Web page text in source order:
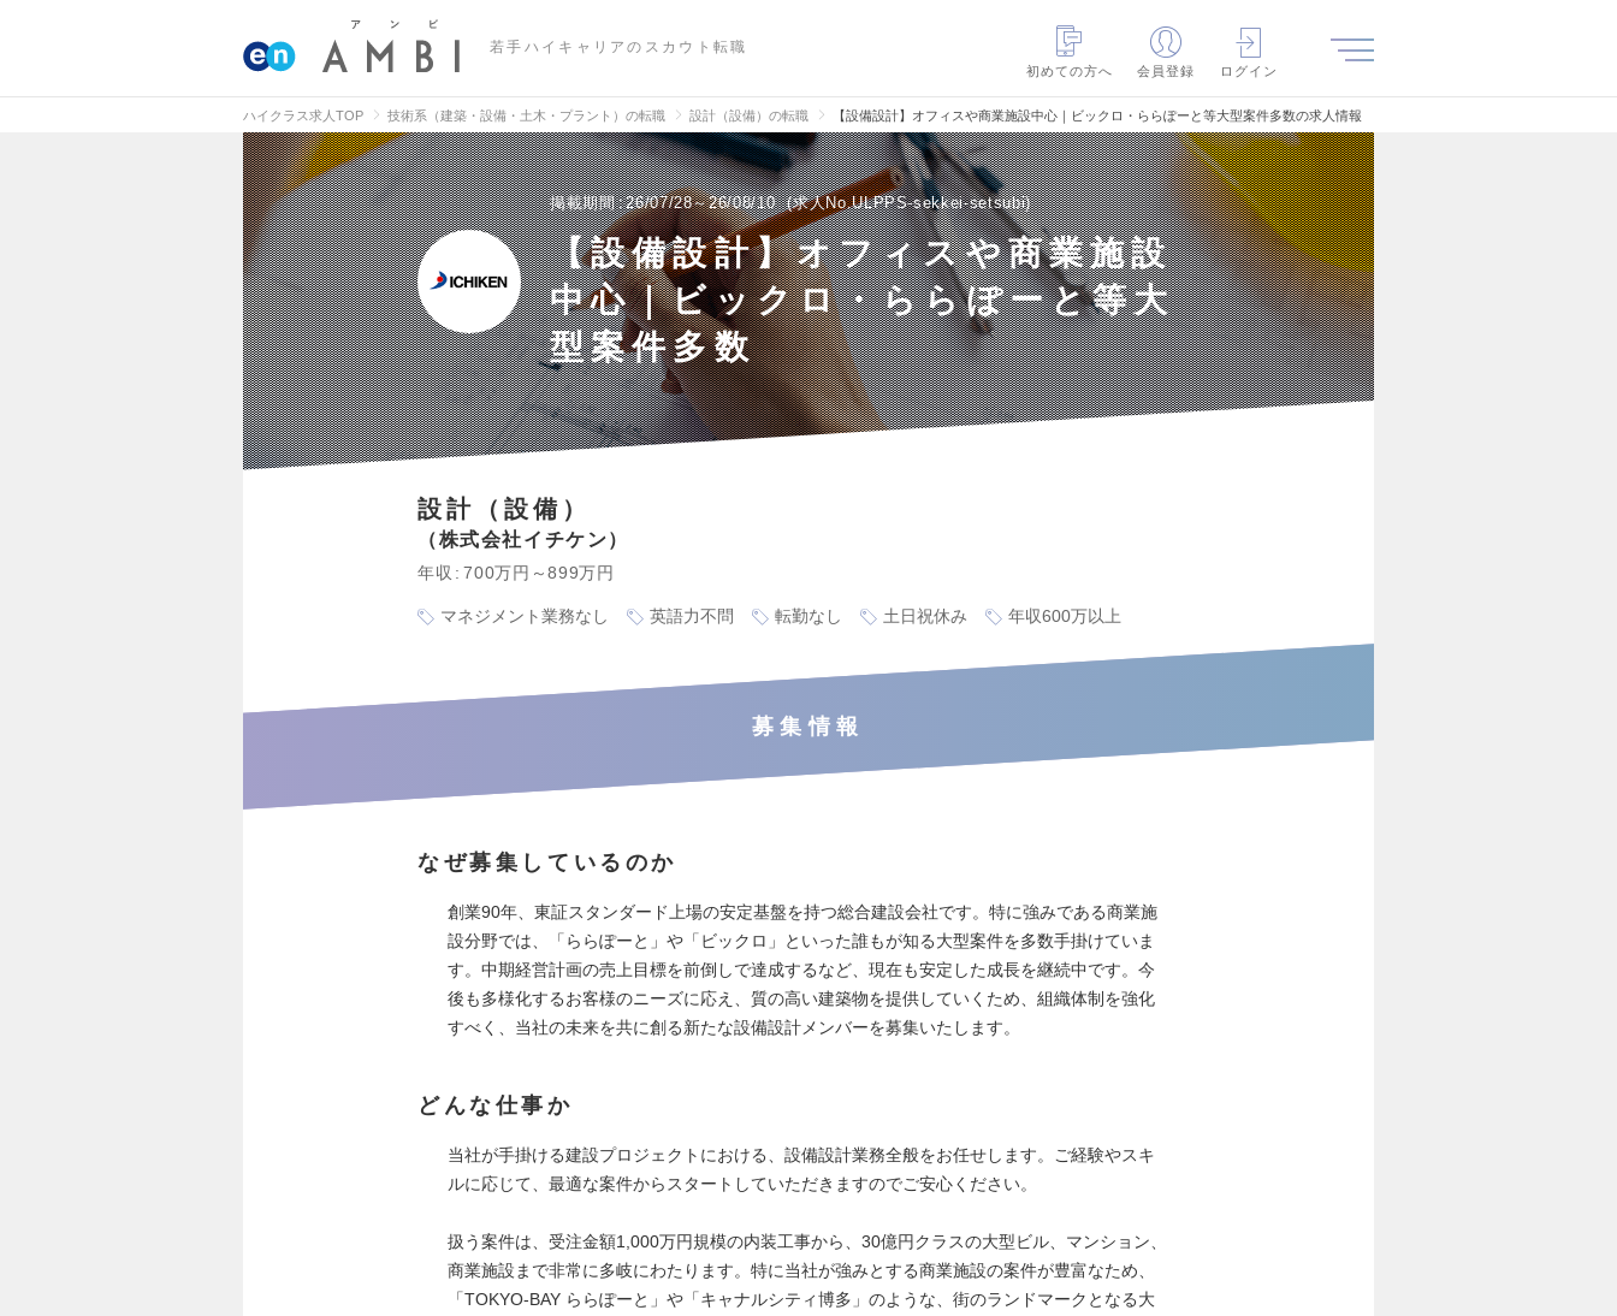
若手ハイキャリアのスカウト転職
初めての方へ
会員登録 ログイン
ハイクラス求人TOP 技術系（建築・設備・土木・プラント）の転職 設計（設備）の転職 【設備設計】オフィスや商業施設中心｜ビックロ・ららぽーと等大型案件多数の求人情報
掲載期間 26/07/28～26/08/10 求人No.ULPPS-sekkei-setsubi
【設備設計】オフィスや商業施設
中心｜ビックロ・ららぽーと等大
型案件多数
設計（設備）
株式会社イチケン
年収 700万円～899万円
マネジメント業務なし 英語力不問 転勤なし 土日祝休み 年収600万以上
募集情報
なぜ募集しているのか
創業90年、東証スタンダード上場の安定基盤を持つ総合建設会社です。特に強みである商業施
設分野では、「ららぽーと」や「ビックロ」といった誰もが知る大型案件を多数手掛けていま
す。中期経営計画の売上目標を前倒しで達成するなど、現在も安定した成長を継続中です。今
後も多様化するお客様のニーズに応え、質の高い建築物を提供していくため、組織体制を強化
すべく、当社の未来を共に創る新たな設備設計メンバーを募集いたします。
どんな仕事か
当社が手掛ける建設プロジェクトにおける、設備設計業務全般をお任せします。ご経験やスキ
ルに応じて、最適な案件からスタートしていただきますのでご安心ください。
扱う案件は、受注金額1,000万円規模の内装工事から、30億円クラスの大型ビル、マンション、
商業施設まで非常に多岐にわたります。特に当社が強みとする商業施設の案件が豊富なため、
「TOKYO-BAY ららぽーと」や「キャナルシティ博多」のような、街のランドマークとなる大